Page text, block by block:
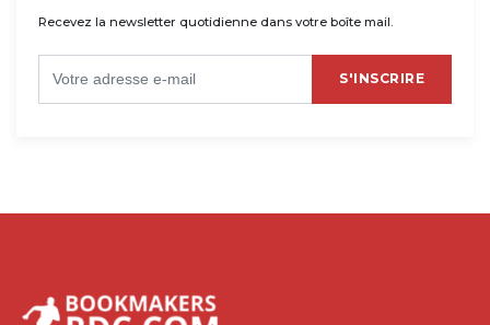
Recevez la newsletter quotidienne dans votre boîte mail.
S'INSCRIRE